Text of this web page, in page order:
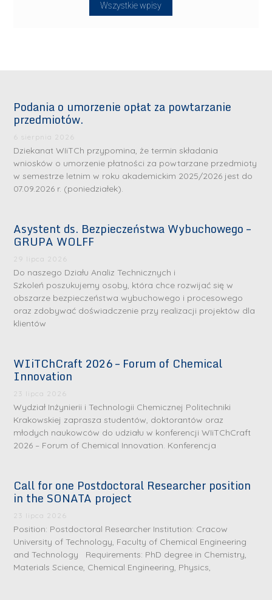
Wszystkie wpisy
Podania o umorzenie opłat za powtarzanie
przedmiotów.
6 sierpnia 2026
Dziekanat WIiTCh przypomina, że termin składania
wniosków o umorzenie płatności za powtarzane przedmioty
w semestrze letnim w roku akademickim 2025/2026 jest do
07.09.2026 r. (poniedziałek).
Asystent ds. Bezpieczeństwa Wybuchowego –
GRUPA WOLFF
29 lipca 2026
Do naszego Działu Analiz Technicznych i
Szkoleń poszukujemy osoby, która chce rozwijać się w
obszarze bezpieczeństwa wybuchowego i procesowego
oraz zdobywać doświadczenie przy realizacji projektów dla
klientów
WIiTChCraft 2026 – Forum of Chemical
Innovation
23 lipca 2026
Wydział Inżynierii i Technologii Chemicznej Politechniki
Krakowskiej zaprasza studentów, doktorantów oraz
młodych naukowców do udziału w konferencji WIiTChCraft
2026 – Forum of Chemical Innovation. Konferencja
Call for one Postdoctoral Researcher position
in the SONATA project
23 lipca 2026
Position: Postdoctoral Researcher Institution: Cracow
University of Technology, Faculty of Chemical Engineering
and Technology Requirements: PhD degree in Chemistry,
Materials Science, Chemical Engineering, Physics,